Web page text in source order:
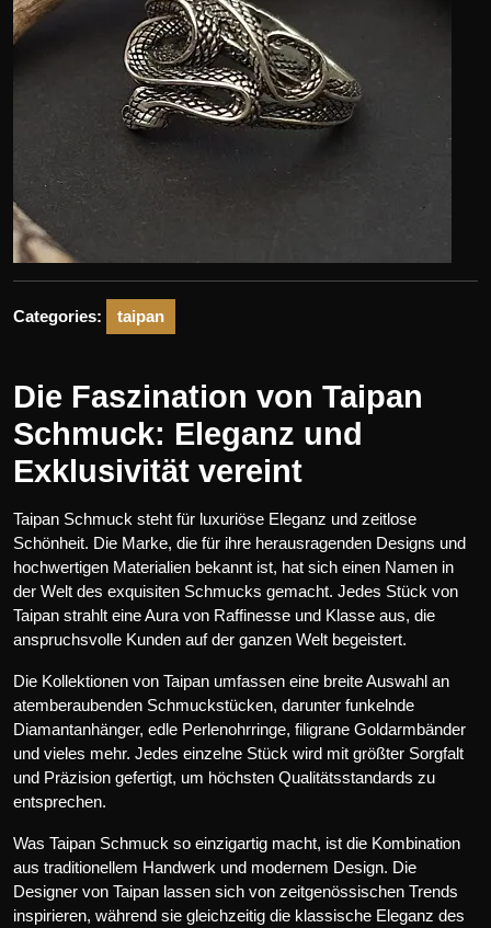
Categories: taipan
Die Faszination von Taipan
Schmuck: Eleganz und
Exklusivität vereint
Taipan Schmuck steht für luxuriöse Eleganz und zeitlose
Schönheit. Die Marke, die für ihre herausragenden Designs und
hochwertigen Materialien bekannt ist, hat sich einen Namen in
der Welt des exquisiten Schmucks gemacht. Jedes Stück von
Taipan strahlt eine Aura von Raffinesse und Klasse aus, die
anspruchsvolle Kunden auf der ganzen Welt begeistert.
Die Kollektionen von Taipan umfassen eine breite Auswahl an
atemberaubenden Schmuckstücken, darunter funkelnde
Diamantanhänger, edle Perlenohrringe, filigrane Goldarmbänder
und vieles mehr. Jedes einzelne Stück wird mit größter Sorgfalt
und Präzision gefertigt, um höchsten Qualitätsstandards zu
entsprechen.
Was Taipan Schmuck so einzigartig macht, ist die Kombination
aus traditionellem Handwerk und modernem Design. Die
Designer von Taipan lassen sich von zeitgenössischen Trends
inspirieren, während sie gleichzeitig die klassische Eleganz des